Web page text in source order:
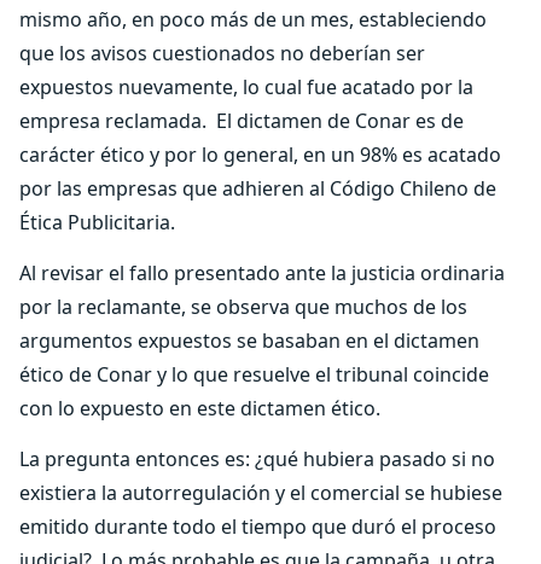
mismo año, en poco más de un mes, estableciendo
que los avisos cuestionados no deberían ser
expuestos nuevamente, lo cual fue acatado por la
empresa reclamada. El dictamen de Conar es de
carácter ético y por lo general, en un 98% es acatado
por las empresas que adhieren al Código Chileno de
Ética Publicitaria.
Al revisar el fallo presentado ante la justicia ordinaria
por la reclamante, se observa que muchos de los
argumentos expuestos se basaban en el dictamen
ético de Conar y lo que resuelve el tribunal coincide
con lo expuesto en este dictamen ético.
La pregunta entonces es: ¿qué hubiera pasado si no
existiera la autorregulación y el comercial se hubiese
emitido durante todo el tiempo que duró el proceso